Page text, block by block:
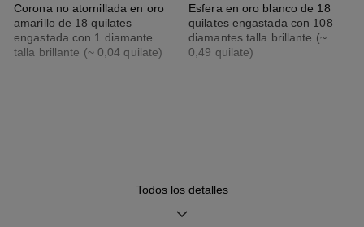
Corona no atornillada en oro
amarillo de 18 quilates
engastada con 1 diamante
talla brillante (~ 0,04 quilate)
Esfera en oro blanco de 18
quilates engastada con 108
diamantes talla brillante (~
0,49 quilate)
Todos los detalles